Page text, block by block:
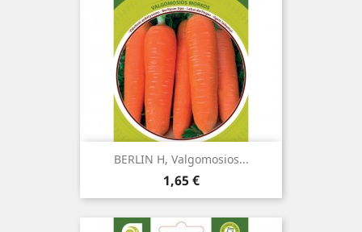
BERLIN H, Valgomosios...
Kaina
1,65 €